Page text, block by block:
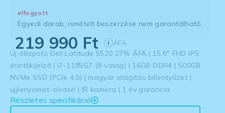
elfogyott
Egyedi darab, ismételt beszerzése nem garantálható.
219 990 Ft i ÁFA
Új állapotú Dell Latitude 5520 27% ÁFA | 15.6″ FHD IPS
érintőkijelző | i7-1185G7 (8 v.mag) | 16GB DDR4 | 500GB
NVMe SSD (PCIe 4.0) | magyar világítós billentyűzet |
ujjlenyomat-olvasó | IR kamera | 1 év garancia
Részletes specifikáció